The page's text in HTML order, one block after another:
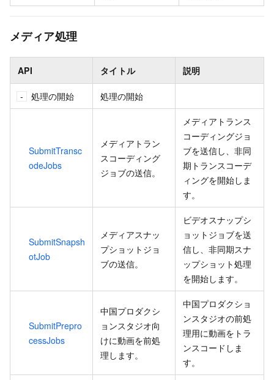
メディア処理
API タイトル 説明
処理の開始 処理の開始
SubmitTransc
odeJobs
メディアトラン
スコーディング
ジョブの送信。
メディアトランス
コーディングジョ
ブを送信し、非同
期トランスコーデ
ィングを開始しま
す。
SubmitSnapsh
otJob
メディアスナッ
プショットジョ
ブの送信。
ビデオスナップシ
ョットジョブを送
信し、非同期スナ
ップショット処理
を開始します。
SubmitPrepro
cessJobs
中国プロダクシ
ョンスタジオ向
けに動画を前処
理します。
中国プロダクショ
ンスタジオの前処
理用に動画をトラ
ンスコードしま
す。